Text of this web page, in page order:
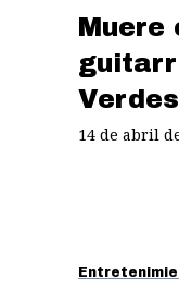
Muere
Verdes
14 de abril